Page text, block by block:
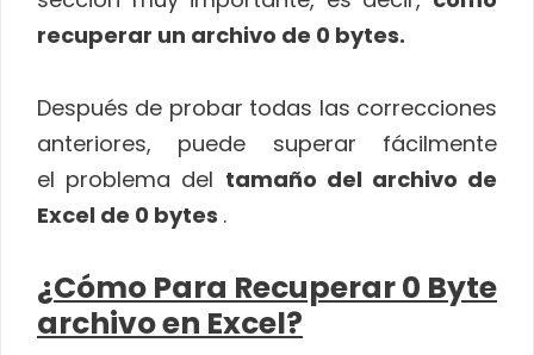
recuperar un archivo de 0 bytes.
Después de probar todas las correcciones
anteriores, puede superar fácilmente
el problema del tamaño del archivo de
Excel de 0 bytes .
¿Cómo Para Recuperar 0 Byte
archivo en Excel?